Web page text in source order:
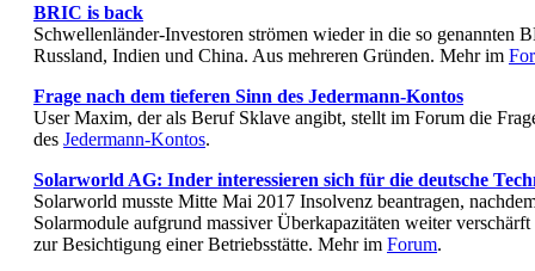
BRIC is back
Schwellenländer-Investoren strömen wieder in die so genannten
Russland, Indien und China. Aus mehreren Gründen. Mehr im
Frage nach dem tieferen Sinn des Jedermann-Kontos
User Maxim, der als Beruf Sklave angibt, stellt im Forum die
des Jedermann-Kontos.
Solarworld AG: Inder interessieren sich für die deutsche
Solarworld musste Mitte Mai 2017 Insolvenz beantragen,
Solarmodule aufgrund massiver Überkapazitäten weiter
zur Besichtigung einer Betriebsstätte. Mehr im Forum.